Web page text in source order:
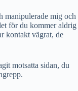
manipulerade mig och
för du kommer aldrig
kontakt vägrat, de
motsatta sidan, du